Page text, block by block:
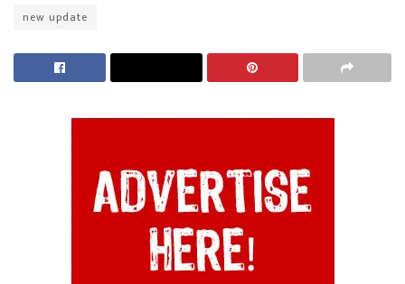
new update